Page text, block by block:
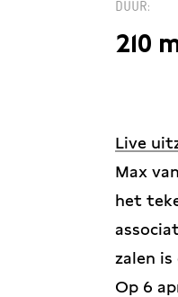
DUUR
210
Live
Max
het
zalen
Op 6